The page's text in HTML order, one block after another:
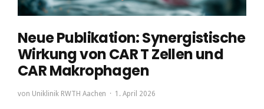
Neue Publikation: Synergistische
Wirkung von CAR T Zellen und
CAR Makrophagen
von Uniklinik RWTH Aachen 1. April 2026